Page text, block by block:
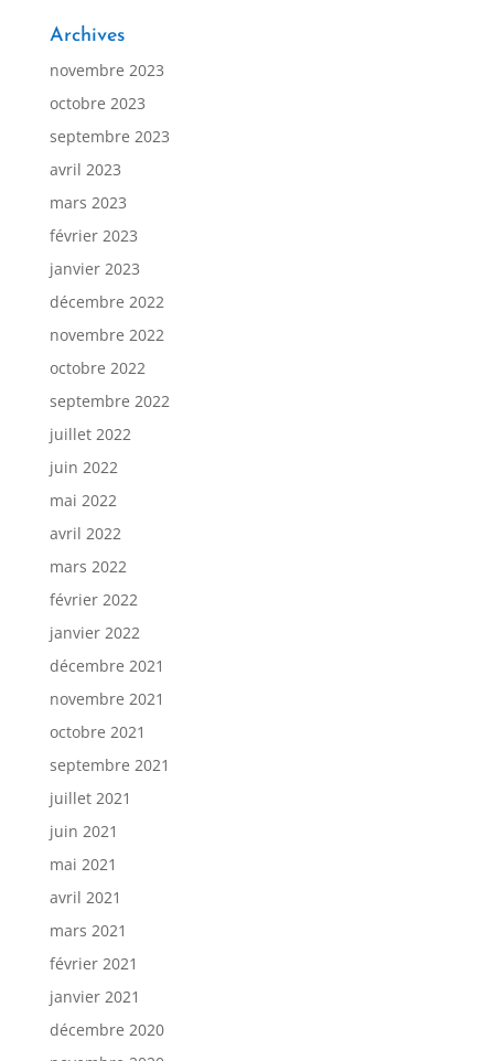
Archives
novembre 2023
octobre 2023
septembre 2023
avril 2023
mars 2023
février 2023
janvier 2023
décembre 2022
novembre 2022
octobre 2022
septembre 2022
juillet 2022
juin 2022
mai 2022
avril 2022
mars 2022
février 2022
janvier 2022
décembre 2021
novembre 2021
octobre 2021
septembre 2021
juillet 2021
juin 2021
mai 2021
avril 2021
mars 2021
février 2021
janvier 2021
décembre 2020